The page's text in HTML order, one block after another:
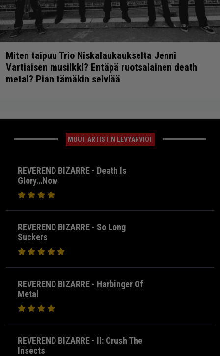
Miten taipuu Trio Niskalaukaukselta Jenni
Vartiaisen musiikki? Entäpä ruotsalainen death
metal? Pian tämäkin selviää
MUUT ARTISTIN LEVYARVIOT
REVEREND BIZARRE - Death Is
Glory…Now
REVEREND BIZARRE - So Long
Suckers
REVEREND BIZARRE - Harbinger Of
Metal
REVEREND BIZARRE - II: Crush The
Insects